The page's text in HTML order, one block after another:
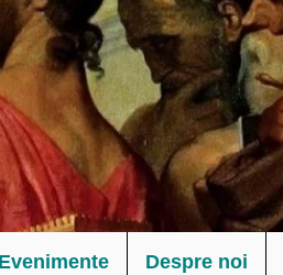
Evenimente Despre noi